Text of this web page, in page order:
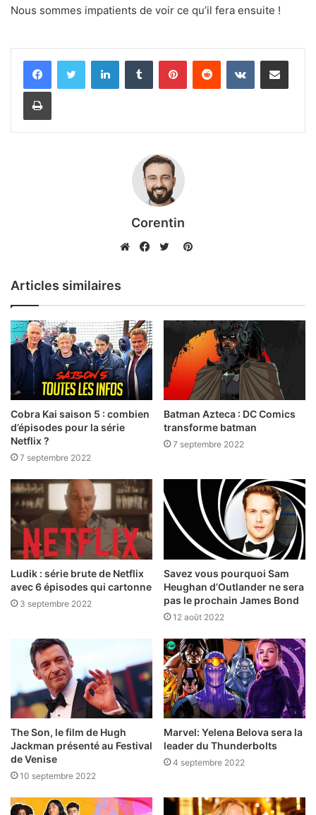
Nous sommes impatients de voir ce qu’il fera ensuite !
(
v
n
n
o
u
e
l
o
n
g
e
(
v
n
n
o
u
e
l
o
n
g
e
)
LinkedinTumblr PinterestReddit VKontaktePartager par email
Imprimer
Corentin
Pinterest
Articles similaires
Cobra Kai saison 5 : combien
d’épisodes pour la série
Netflix ?
7 septembre 2022
Batman Azteca : DC Comics
transforme batman
7 septembre 2022
Ludik : série brute de Netflix
avec 6 épisodes qui cartonne
3 septembre 2022
Savez vous pourquoi Sam
Heughan d’Outlander ne sera
pas le prochain James Bond
12 août 2022
The Son, le film de Hugh
Jackman présenté au Festival
de Venise
10 septembre 2022
Marvel: Yelena Belova sera la
leader du Thunderbolts
4 septembre 2022